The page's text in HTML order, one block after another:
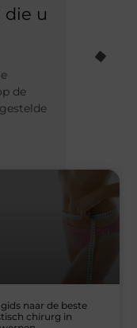
die u
de
naar de beste
chirurg in